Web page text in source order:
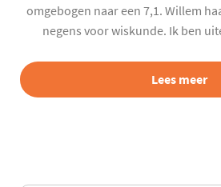
omgebogen naar een 7,1. Willem
negens voor wiskunde. Ik ben
Lees meer